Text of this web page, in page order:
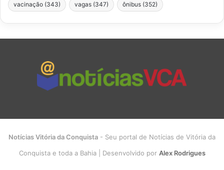
vacinação (343) vagas (347) ônibus (352)
Notícias Vitória da Conquista - Seu portal de Notícias de Vitória da
Conquista e toda a Bahia | Desenvolvido por Alex Rodrigues